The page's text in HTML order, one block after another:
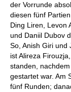
der Vorrunde
diesen fünf
Ding Liren, Levon
und Daniil Dubov
So, Anish Giri und
ist Alireza
standen,
gestartet war. Am
fünf Runden;